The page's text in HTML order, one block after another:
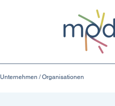
Unternehmen / Organisationen